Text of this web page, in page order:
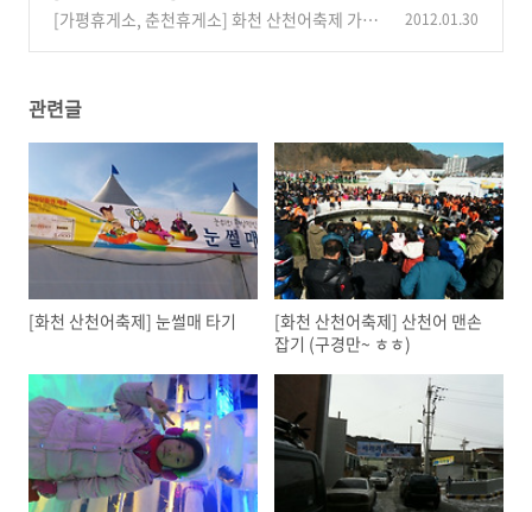
[가평휴게소, 춘천휴게소] 화천 산천어축제 가는
2012.01.30
관련글
[화천 산천어축제] 눈썰매 타기
[화천 산천어축제] 산천어 맨손
잡기 (구경만~ ㅎㅎ)